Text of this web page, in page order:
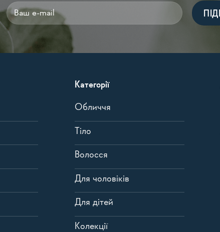
Alternative:
Категорії
Обличчя
Тіло
Волосся
Для чоловіків
Для дітей
Колекції